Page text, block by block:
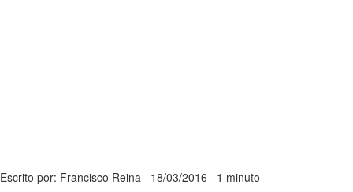
Escrito por: Francisco Reina 18/03/2016 1 minuto